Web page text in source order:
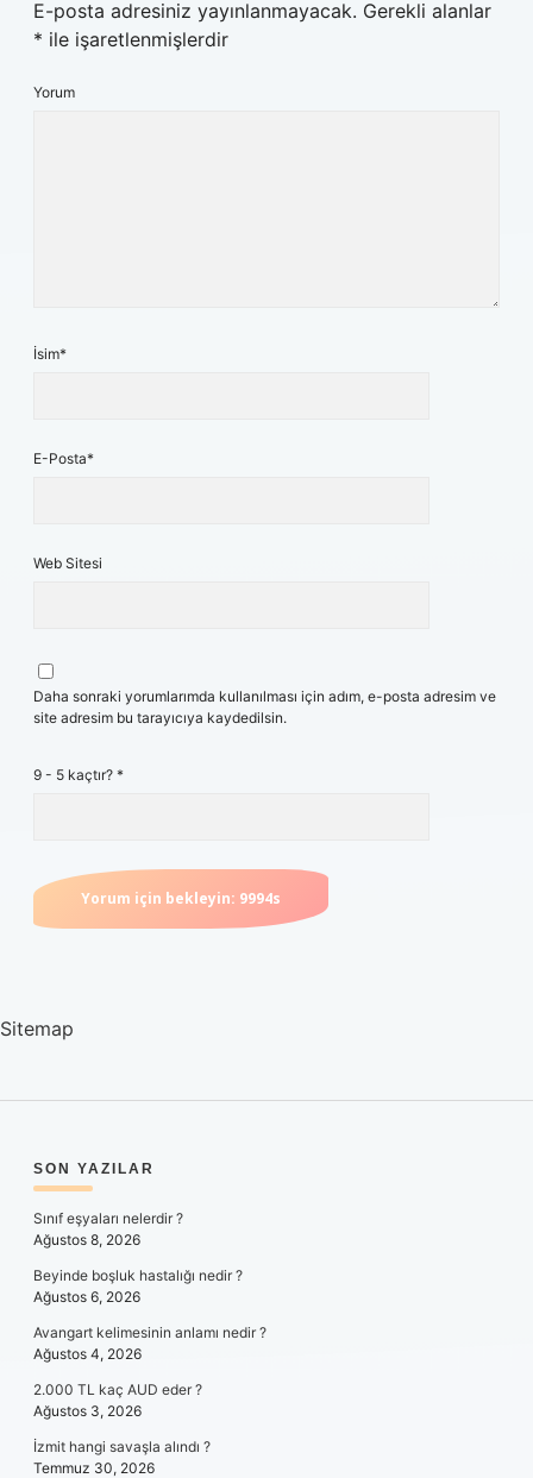
E-posta adresiniz yayınlanmayacak. Gerekli alanlar
* ile işaretlenmişlerdir
Yorum
İsim*
E-Posta*
Web Sitesi
Daha sonraki yorumlarımda kullanılması için adım, e-posta adresim ve
site adresim bu tarayıcıya kaydedilsin.
9 - 5 kaçtır? *
Sitemap
SIDEBAR
SON YAZILAR
Sınıf eşyaları nelerdir ?
Ağustos 8, 2026
Beyinde boşluk hastalığı nedir ?
Ağustos 6, 2026
Avangart kelimesinin anlamı nedir ?
Ağustos 4, 2026
2.000 TL kaç AUD eder ?
Ağustos 3, 2026
İzmit hangi savaşla alındı ?
Temmuz 30, 2026